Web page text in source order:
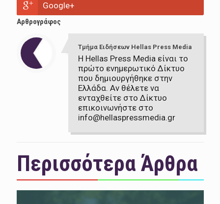
Google+
Αρθρογράφος
Τμήμα Ειδήσεων Hellas Press Media
Η Hellas Press Media είναι το
πρώτο ενημερωτικό Δίκτυο
που δημιουργήθηκε στην
Ελλάδα. Αν θέλετε να
ενταχθείτε στο Δίκτυο
επικοινωνήστε στο
info@hellaspressmedia.gr
Περισσότερα Άρθρα